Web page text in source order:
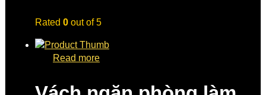
Rated 0 out of 5
Read more